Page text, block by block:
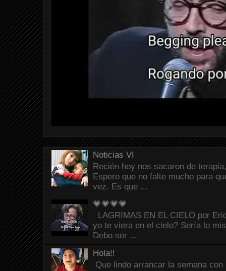
Noticias VI
Recién hoy nos sacaron de
Espero que no falte mucho para
vez. Es que ...
💗💗💗💗
LAGRIMAS EN EL CIELO por
yo te viera en el cielo? Sería lo
Debo ser ...
Hola!!
Que lindo arrancar la semana